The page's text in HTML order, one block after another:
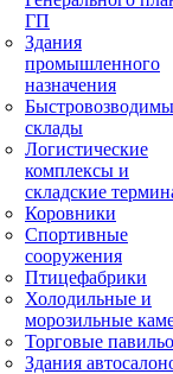
ГП
Здания
промышленного
назначения
склады
Логистические
комплексы и
складские
Коровники
Спортивные
сооружения
Птицефабрики
Холодильные и
морозильные
Торговые
Здания